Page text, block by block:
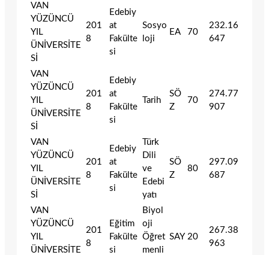
VAN
YÜZÜNCÜ
YIL
ÜNİVERSİTE
Sİ
201
8
Edebiy
at
Fakülte
si
Sosyo
loji
EA 70
232.16
647
VAN
YÜZÜNCÜ
YIL
ÜNİVERSİTE
Sİ
201
8
Edebiy
at
Fakülte
si
Tarih
SÖ
Z
70
274.77
907
VAN
YÜZÜNCÜ
YIL
ÜNİVERSİTE
Sİ
201
8
Edebiy
at
Fakülte
si
Türk
Dili
ve
Edebi
yatı
SÖ
Z
80
297.09
687
VAN
YÜZÜNCÜ
YIL
ÜNİVERSİTE
201
8
Eğitim
Fakülte
si
Biyol
oji
Öğret
menli
SAY 20
267.38
963